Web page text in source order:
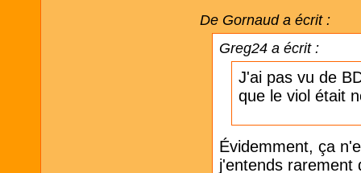
De Gornaud a écrit :
Greg24 a écrit :
J'ai pas vu de
que le viol était
Évidemment, ça
j'entends rarement